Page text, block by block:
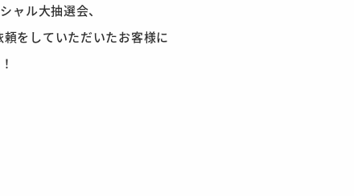
ャル大抽選会、
をしていただいたお客様に